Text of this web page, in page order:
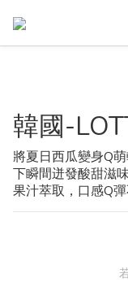
韓國-
將夏日西瓜變身Q
下瞬間迸發酸甜滋
果汁萃取，口感Q